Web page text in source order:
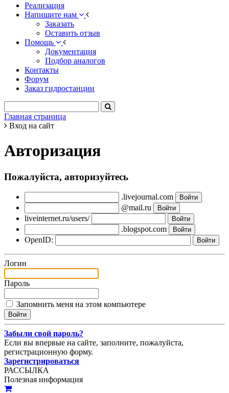
Реализация
Напишите нам
Заказать
Оставить отзыв
Помощь
Документация
Подбор аналогов
Контакты
Форум
Заказ гидростанции
Главная страница
Вход на сайт
Авторизация
Пожалуйста, авторизуйтесь
.livejournal.com
@mail.ru
liveinternet.ru/users/
.blogspot.com
OpenID:
Логин
Пароль
Запомнить меня на этом компьютере
Забыли свой пароль?
Если вы впервые на сайте, заполните, пожалуйста,
регистрационную форму.
Зарегистрироваться
РАССЫЛКА
Полезная информация